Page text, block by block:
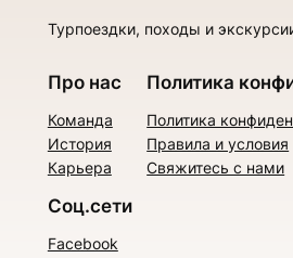
Турпоездки, походы и
Про нас
Команда
История
Карьера
Политика
Политика
Правила и условия
Свяжитесь с нами
Соц.сети
Facebook